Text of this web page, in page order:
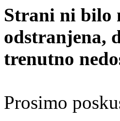
Strani ni bilo
odstranjena,
trenutno
Prosimo